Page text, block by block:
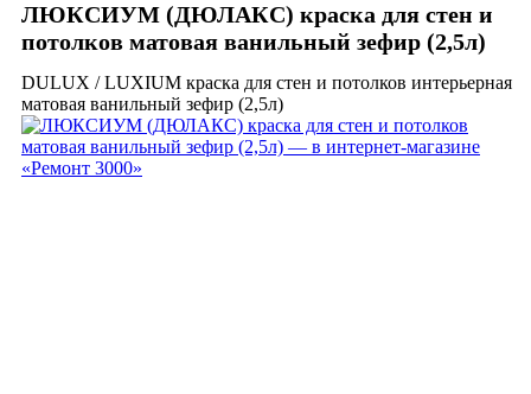
ЛЮКСИУМ (ДЮЛАКС) краска для стен и
потолков матовая ванильный зефир (2,5л)
DULUX / LUXIUM краска для стен и потолков интерьерная
матовая ванильный зефир (2,5л)